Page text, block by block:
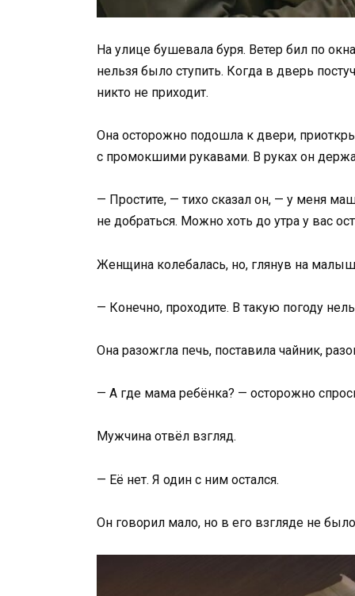
На улице бушевала буря. Ветер бил по
нельзя было ступить. Когда в дверь
никто не приходит.
Она осторожно подошла к двери,
с промокшими рукавами. В руках он
— Простите, — тихо сказал он, — у меня
не добраться. Можно хоть до утра у вас
Женщина колебалась, но, глянув на
— Конечно, проходите. В такую погоду
Она разожгла печь, поставила чайник,
— А где мама ребёнка? — осторожно
Мужчина отвёл взгляд.
— Её нет. Я один с ним остался.
Он говорил мало, но в его взгляде не